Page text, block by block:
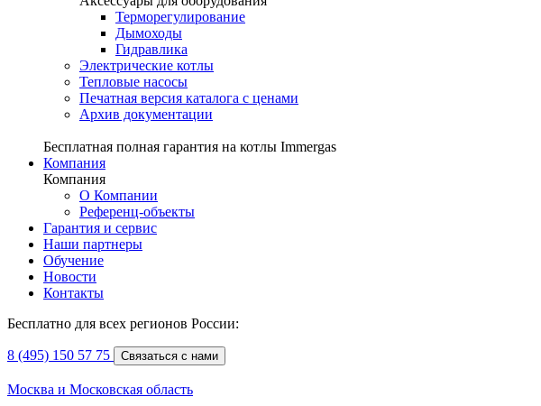
Терморегулирование
Дымоходы
Гидравлика
Электрические котлы
Тепловые насосы
Печатная версия каталога с ценами
Архив документации
Бесплатная полная гарантия на котлы Immergas
Компания
Компания
О Компании
Референц-объекты
Гарантия и сервис
Наши партнеры
Обучение
Новости
Контакты
Бесплатно для всех регионов России:
8 (495) 150 57 75 Связаться с нами
Москва и Московская область